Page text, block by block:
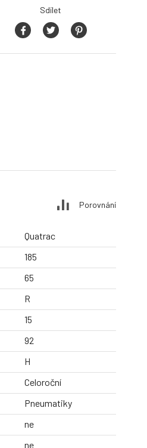
Sdílet
Porovnání
Quatrac
185
65
R
15
92
H
Celoroční
Pneumatiky
ne
ne